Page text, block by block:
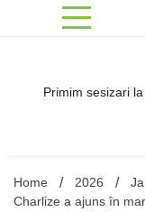
Primim sesizari
Home 2026
Charlize a ajuns în